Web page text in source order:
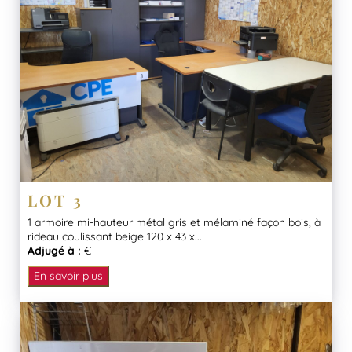
LOT 3
1 armoire mi-hauteur métal gris et mélaminé façon bois, à
rideau coulissant beige 120 x 43 x...
Adjugé à : €
En savoir plus